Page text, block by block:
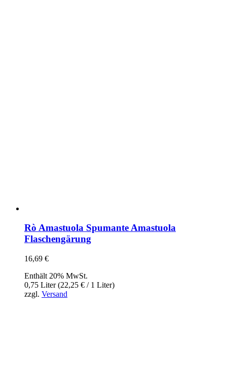
Rò Amastuola Spumante Amastuola
Flaschengärung
16,69 €
Enthält 20% MwSt.
0,75 Liter (22,25 € / 1 Liter)
zzgl. Versand